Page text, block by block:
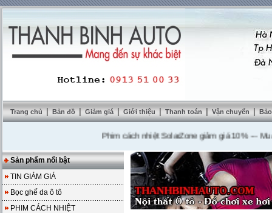
Trang chủ | Bản đồ | Giảm giá | Giới thiệu | Thanh toán | Vận chuyển |
Phim cách nhiệt SolarZone giảm giá 10%---Mua
Sản phẩm nổi bật
TIN GIẢM GIÁ
Bọc ghế da ô tô
PHIM CÁCH NHIỆT